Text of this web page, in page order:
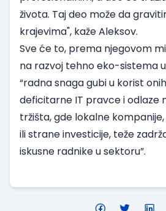
života. Taj deo može da
krajevima", kaže Aleksov.
Sve će to, prema njegovom
na razvoj tehno eko-sistema
“radna snaga gubi u korist
deficitarne IT pravce i odlaze
tržišta, gde lokalne
ili strane investicije, teže
iskusne radnike u sektoru”.